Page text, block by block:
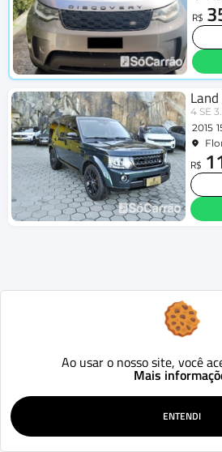
R$
2015
R$
Ao usar o nosso site, você
Mais
ENTENDI